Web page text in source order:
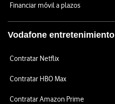
Financiar móvil a plazos
Vodafone entretenimiento
Contratar Netflix
Contratar HBO Max
Contratar Amazon Prime